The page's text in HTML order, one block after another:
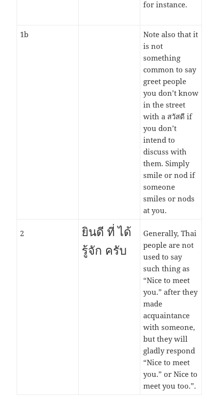
for instance.
1b
Note also that it
is not
something
common to say
greet people
you don’t know
in the street
with a สวัสดี if
you don’t
intend to
discuss with
them. Simply
smile or nod if
someone
smiles or nods
at you.
2
ยินดี ที่ ได้
รู้จัก ครับ
Generally, Thai
people are not
used to say
such thing as
“Nice to meet
you.” after they
made
acquaintance
with someone,
but they will
gladly respond
“Nice to meet
you.” or Nice to
meet you too.”.